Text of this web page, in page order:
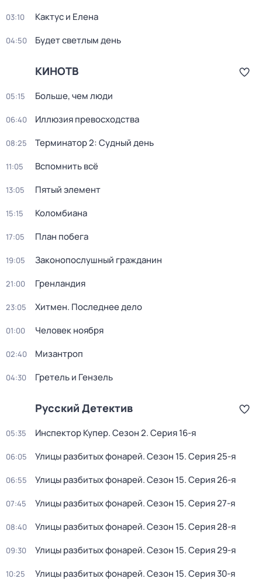
03:10 Кактус и Елена
04:50 Будет светлым день
КИНОТВ
05:15 Больше, чем люди
06:40 Иллюзия превосходства
08:25 Терминатор 2: Судный день
11:05 Вспомнить всё
13:05 Пятый элемент
15:15 Коломбиана
17:05 План побега
19:05 Законопослушный гражданин
21:00 Гренландия
23:05 Хитмен. Последнее дело
01:00 Человек ноября
02:40 Мизантроп
04:30 Гретель и Гензель
Русский Детектив
05:35 Инспектор Купер. Сезон 2. Серия 16-я
06:05 Улицы разбитых фонарей. Сезон 15. Серия 25-я
06:55 Улицы разбитых фонарей. Сезон 15. Серия 26-я
07:45 Улицы разбитых фонарей. Сезон 15. Серия 27-я
08:40 Улицы разбитых фонарей. Сезон 15. Серия 28-я
09:30 Улицы разбитых фонарей. Сезон 15. Серия 29-я
10:25 Улицы разбитых фонарей. Сезон 15. Серия 30-я